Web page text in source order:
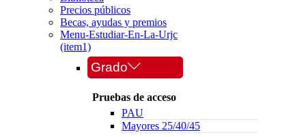
Precios públicos
Becas, ayudas y premios
Menu-Estudiar-En-La-Urjc
(item1)
Grado
Pruebas de acceso
PAU
Mayores 25/40/45